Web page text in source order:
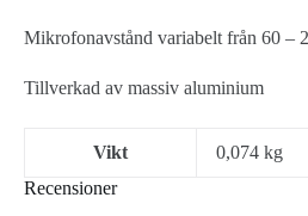
Mikrofonavstånd variabelt från 60 –
Tillverkad av massiv aluminium
Vikt
0,074 kg
Recensioner